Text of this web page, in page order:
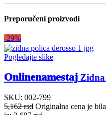
Preporučeni proizvodi
-29%
Pogledajte slike
Onlinenamestaj Zidna
SKU: 002-799
5,162rsd Originalna cena je